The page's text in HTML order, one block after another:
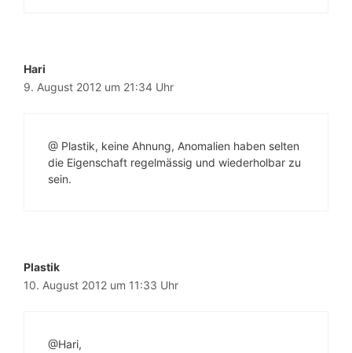
Hari
9. August 2012 um 21:34 Uhr
@ Plastik, keine Ahnung, Anomalien haben selten
die Eigenschaft regelmässig und wiederholbar zu
sein.
Plastik
10. August 2012 um 11:33 Uhr
@Hari,